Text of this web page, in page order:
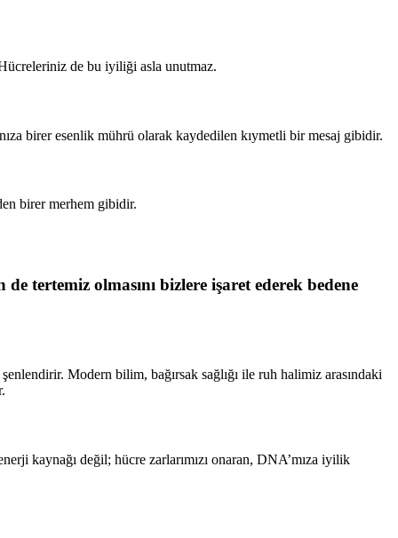
de bu iyiliği asla unutmaz.
birer esenlik mührü olarak kaydedilen kıymetli bir mesaj gibidir.
birer merhem gibidir.
tertemiz olmasını bizlere işaret ederek bedene
Modern bilim, bağırsak sağlığı ile ruh halimiz arasındaki
kaynağı değil; hücre zarlarımızı onaran, DNA’mıza iyilik